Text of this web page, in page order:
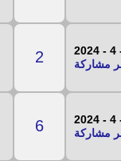
2
6